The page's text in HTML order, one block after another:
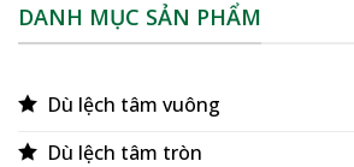
DANH MỤC SẢN PHẨM
Dù lệch tâm vuông
Dù lệch tâm tròn